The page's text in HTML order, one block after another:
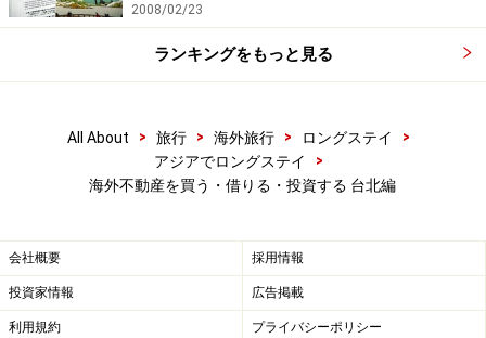
2008/02/23
ランキングをもっと見る
All About > 旅行 > 海外旅行 > ロングステイ
>
アジアでロングステイ
>
海外不動産を買う・借りる・投資する 台北編
会社概要 採用情報
投資家情報 広告掲載
利用規約 プライバシーポリシー